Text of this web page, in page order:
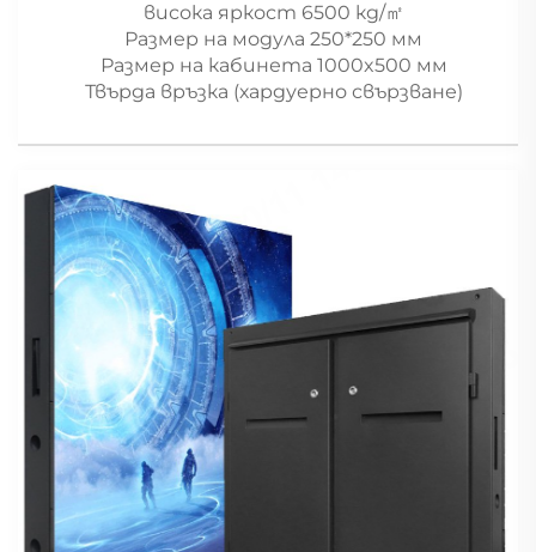
висока яркост 6500 кд/㎡
Размер на модула 250*250 мм
Размер на кабинета 1000x500 мм
Твърда връзка (хардуерно свързване)